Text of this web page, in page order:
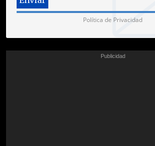
Política de Privacidad